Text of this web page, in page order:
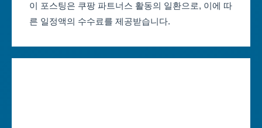
대구축제 일정
인천축제 일정
이 포스팅은 쿠팡 파트너스 활동의 일환으로, 이에 따
른 일정액의 수수료를 제공받습니다.